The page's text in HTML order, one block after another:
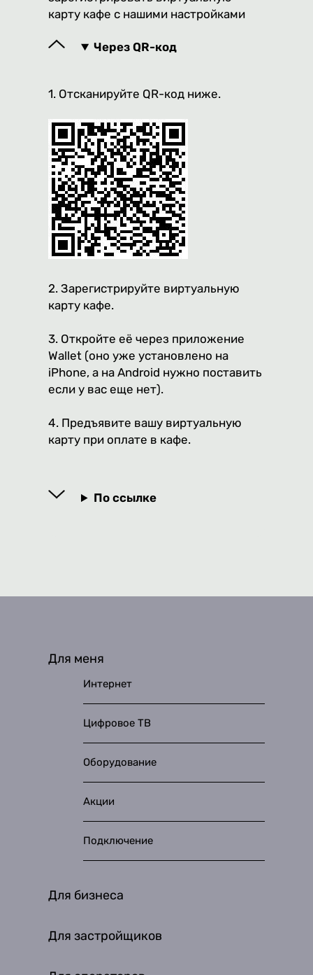
карту кафе с нашими настройками
Через QR-код
1. Отсканируйте QR-код ниже.
2. Зарегистрируйте виртуальную
карту кафе.
3. Откройте её через приложение
Wallet (оно уже установлено на
iPhone, а на Android нужно поставить
если у вас еще нет).
4. Предъявите вашу виртуальную
карту при оплате в кафе.
По ссылке
Для меня
Интернет
Цифровое ТВ
Оборудование
Акции
Подключение
Для бизнеса
Для застройщиков